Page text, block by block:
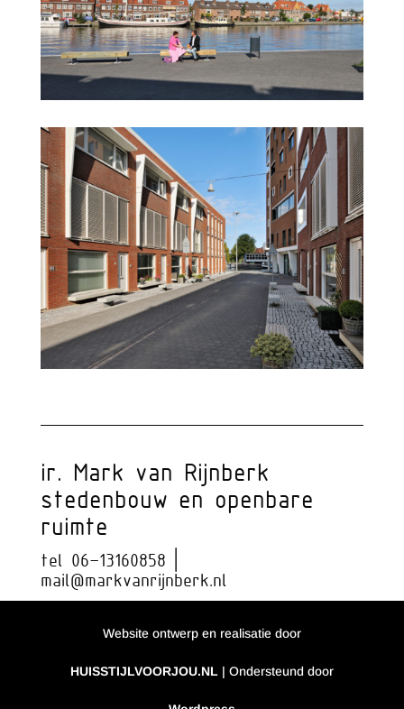
ir. Mark van Rijnberk
stedenbouw en openbare
ruimte
tel 06–13160858 |
mail@markvanrijnberk.nl
Website ontwerp en realisatie door
HUISSTIJLVOORJOU.NL | Ondersteund door